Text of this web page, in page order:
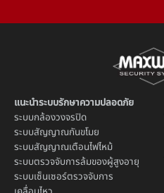
แนะนำระบบรักษาความปลอดภัย
ระบบกล้องวงจรปิด
ระบบสัญญาณกันขโมย
ระบบสัญญาณเตือนไฟไหม้
ระบบตรวจจับการล้มของผู้สูงอายุ
ระบบเซ็นเซอร์ตรวจจับการ